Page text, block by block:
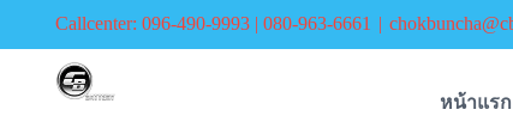
Callcenter: 096-490-9993 | 080-963-6661 |
หน้าแรก